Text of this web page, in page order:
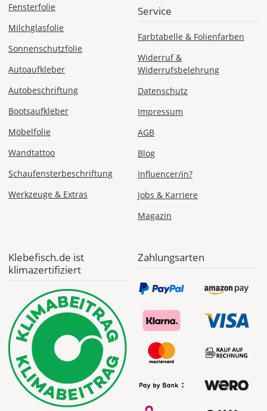
ab 7,98
Produktionsaufschlag
Versandkosten 1,99
Express
Deutschland
Mo., 10.08. -
ab 24,98
*
Abhängig
Bestellwert:
Die
genauen
Produktionskosten
werden
Dir
im
Checkout
angezeigt.
Fensterfolie
Milchglasfolie
Sonnenschutzfolie
Autoaufkleber
Autobeschriftung
Bootsaufkleber
Möbelfolie
Wandtattoo
Schaufensterbeschriftung
Werkzeuge & Extras
Service
Farbtabelle & Folienfarben
Widerruf &
Widerrufsbelehrung
Datenschutz
Impressum
AGB
Blog
Influencer/in?
Jobs & Karriere
Magazin
Klebefisch.de ist
klimazertifiziert
Zahlungsarten